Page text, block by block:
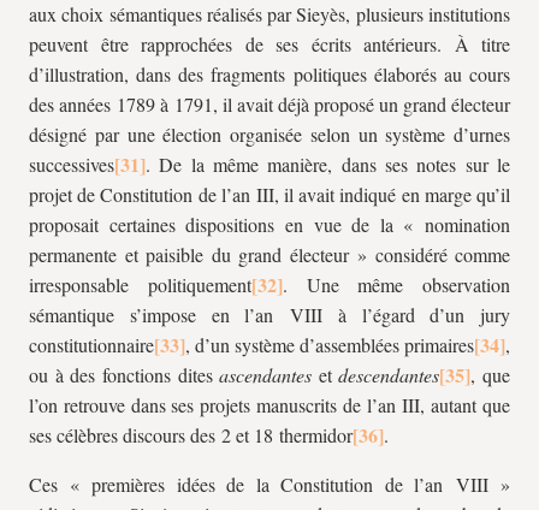
aux choix sémantiques réalisés par Sieyès, plusieurs institutions
peuvent être rapprochées de ses écrits antérieurs. À titre
d’illustration, dans des fragments politiques élaborés au cours
des années 1789 à 1791, il avait déjà proposé un grand électeur
désigné par une élection organisée selon un système d’urnes
successives
. De la même manière, dans ses notes sur le
projet de Constitution de l’an III, il avait indiqué en marge qu’il
proposait certaines dispositions en vue de la « nomination
permanente et paisible du grand électeur » considéré comme
irresponsable politiquement
. Une même observation
sémantique s’impose en l’an VIII à l’égard d’un jury
constitutionnaire
, d’un système d’assemblées primaires
,
ou à des fonctions ditesascendantes etdescendantes
, que
l’on retrouve dans ses projets manuscrits de l’an III, autant que
ses célèbres discours des 2 et 18 thermidor
.
Ces « premières idées de la Constitution de l’an VIII »